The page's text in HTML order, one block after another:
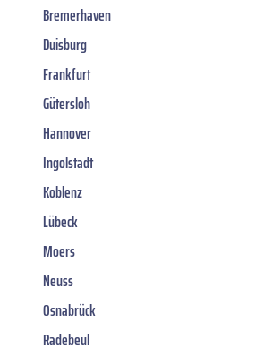
Bremerhaven
Duisburg
Frankfurt
Gütersloh
Hannover
Ingolstadt
Koblenz
Lübeck
Moers
Neuss
Osnabrück
Radebeul